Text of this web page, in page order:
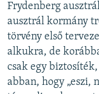
Frydenberg
ausztrál kormány
törvény első
alkukra, de
csak egy
abban, hogy „eszi,